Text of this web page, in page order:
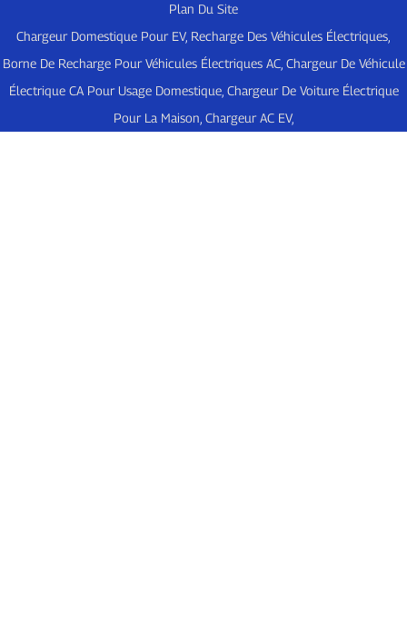
Plan Du Site
Chargeur Domestique Pour EV, Recharge Des Véhicules Électriques
Borne De Recharge Pour Véhicules Électriques AC, Chargeur De Véhicule
Électrique CA Pour Usage Domestique, Chargeur De Voiture Électrique
Pour La Maison Chargeur AC EV,